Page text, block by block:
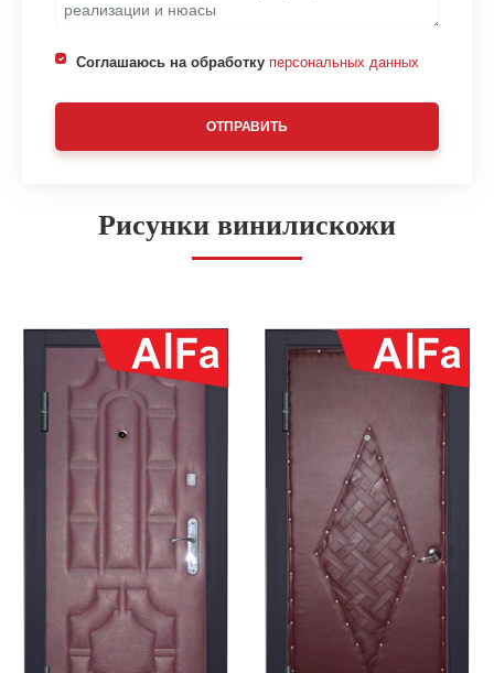
Соглашаюсь на обработку персональных данных
ОТПРАВИТЬ
Рисунки винилискожи